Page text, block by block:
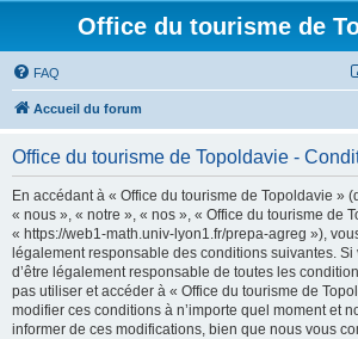
Office du tourisme de
FAQ
Accueil du forum
Office du tourisme de Topoldavie -
En accédant à « Office du tourisme de Topoldavie »
« nous », « notre », « nos », « Office du tourisme de
« https://web1-math.univ-lyon1.fr/prepa-agreg »),
légalement responsable des conditions suivantes. Si
d’être légalement responsable de toutes les
pas utiliser et accéder à « Office du tourisme de
modifier ces conditions à n’importe quel moment et
informer de ces modifications, bien que nous vous